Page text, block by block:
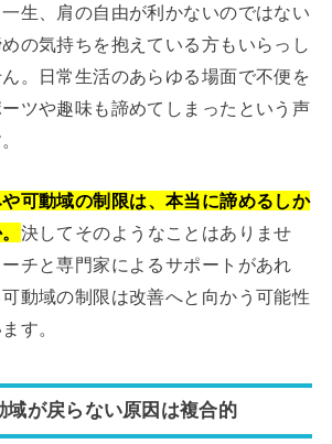
生、肩の自由が利かないのではない
の気持ちを抱えている方もいらっし
。日常生活のあらゆる場面で不便を
ツや趣味も諦めてしまったという声
可動域の制限は、本当に諦めるしか
決してそのようなことはありませ
チと専門家によるサポートがあれ
動域の制限は改善へと向かう可能性
す。
域が戻らない原因は複合的